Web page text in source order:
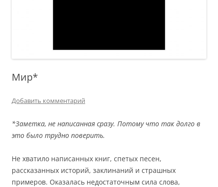
Мир*
Добавить комментарий
*Заметка, не написанная сразу. Потому что так долго в
это было трудно поверить.
Не хватило написанных книг, спетых песен,
рассказанных историй, заклинаний и страшных
примеров. Оказалась недостаточным сила слова,